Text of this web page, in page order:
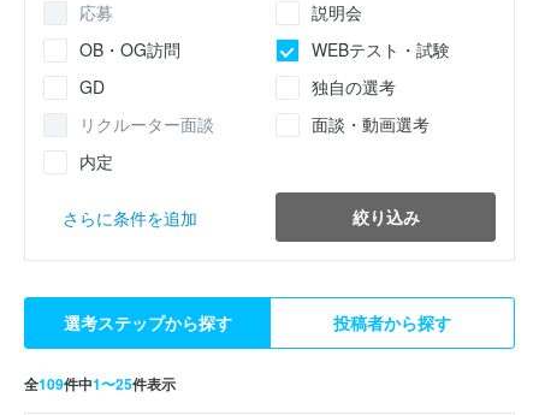
応募
説明会
OB・OG訪問
WEBテスト・試験
GD
独自の選考
リクルーター面談
面談・動画選考
内定
さらに条件を追加 絞り込み
選考ステップから探す 投稿者から探す
全109件中1〜25件表示